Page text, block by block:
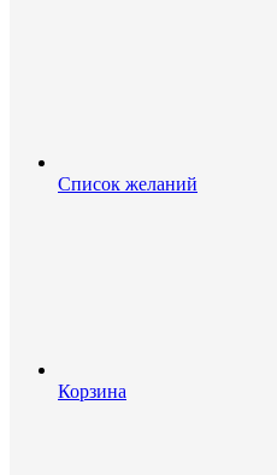
Список желаний
Корзина